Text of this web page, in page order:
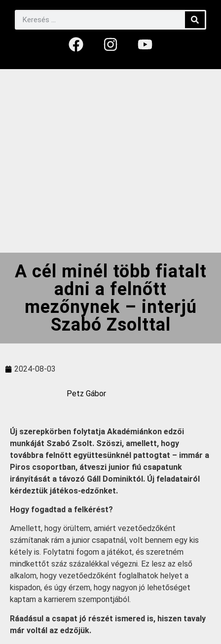
A cél minél több fiatalt
adni a felnőtt
mezőnynek – interjú
Szabó Zsolttal
2024-08-03
Petz Gábor
Új szerepkörben folytatja Akadémiánkon edzői
munkáját Szabó Zsolt. Szöszi, amellett, hogy
továbbra felnőtt együttesünknél pattogtat – immár a
Piros csoportban, átveszi junior fiú csapatunk
irányítását a távozó Gáll Dominiktól. Új feladatairól
kérdeztük játékos-edzőnket.
Hogy fogadtad a felkérést?
Amellett, hogy örültem, amiért vezetőedzőként
számítanak rám a junior csapatnál, volt bennem egy kis
kétely is. Folytatni fogom a játékot, és szeretném
mindkettőt száz százalékkal végezni. Ez lesz az első
alkalom, hogy vezetőedzőként foglalhatok helyet a
kispadon, és úgy érzem, hogy nagyon jó lehetőséget
kaptam a karrierem szempontjából.
Ráadásul a csapat jó részét ismered is, hiszen tavaly
már voltál az edzőjük.